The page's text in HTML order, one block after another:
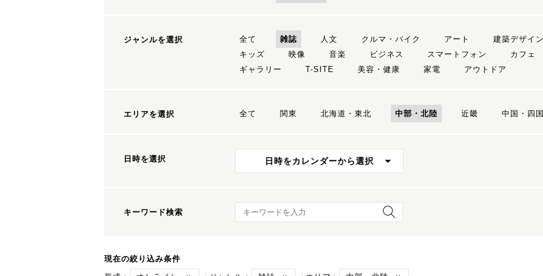
ジャンルを選択 全て 雑誌 人文 クルマ・バイク アート 建築デザイン
キッズ
映像 音楽 ビジネス スマートフォン カフェ
ギャラリー
T-SITE 美容・健康 家電 アウトドア
エリアを選択 全て 関東 北海道・東北 中部・北陸 近畿 中国・四国
日時を選択 日時をカレンダーから選択
キーワード検索 キーワード検索
現在の絞り込み条件